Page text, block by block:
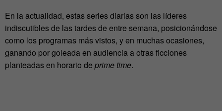
En la actualidad, estas series diarias son las líderes
indiscutibles de las tardes de entre semana, posicionándose
como los programas más vistos, y en muchas ocasiones,
ganando por goleada en audiencia a otras ficciones
planteadas en horario de prime time.